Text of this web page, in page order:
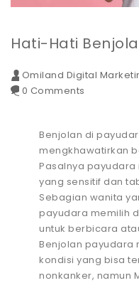
Hati-Hati
Omiland Digital
0 Comments
Benjolan di
mengkhawatirkan
Pasalnya
yang sensitif dan
Sebagian wanita
payudara memilih
untuk berbicara
Benjolan payudara
kondisi yang bisa
nonkanker, namun